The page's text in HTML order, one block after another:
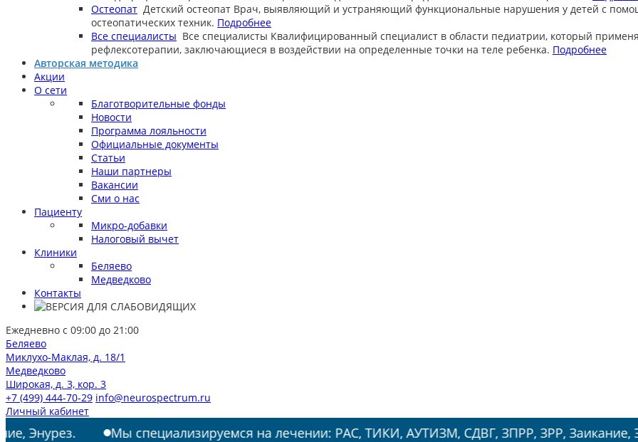
Остеопат Детский остеопат Врач, выявляющий и устраняющий функциональные нарушения у детей с
остеопатических техник. Подробнее
Все специалисты Все специалисты Квалифицированный специалист в области педиатрии, который
рефлексотерапии, заключающиеся в воздействии на определенные точки на теле ребенка. Подробнее
Авторская методика
Акции
О сети
Благотворительные фонды
Новости
Программа лояльности
Официальные документы
Статьи
Наши партнеры
Вакансии
Сми о нас
Пациенту
Микро-добавки
Налоговый вычет
Клиники
Беляево
Медведково
Контакты
Ежедневно с 09:00 до 21:00
Беляево
Миклухо-Маклая, д. 18/1
Медведково
Широкая, д. 3, кор. 3
+7 (499) 444-70-29 info@neurospectrum.ru
Личный кабинет
Мы специализируемся на лечении: РАС, ТИКИ, АУТИЗМ, СДВГ, ЗПРР, ЗРР, Заикание, Энурез.